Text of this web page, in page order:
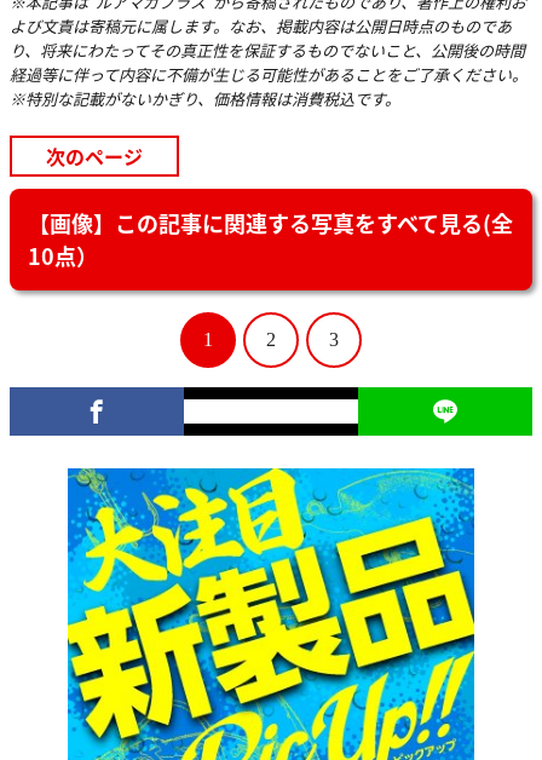
よび文責は寄稿元に属します。なお、掲載内容は公開日時点のものであ
り、将来にわたってその真正性を保証するものでないこと、公開後の時間
経過等に伴って内容に不備が生じる可能性があることをご了承ください。
※特別な記載がないかぎり、価格情報は消費税込です。
次のページ
【画像】この記事に関連する写真をすべて見る(全
10点）
1 2 3